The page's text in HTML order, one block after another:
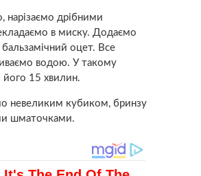
дрібними
в миску. Додаємо
бальзамічний оцет. Все
водою. У такому
його 15 хвилин.
невеликим кубиком, бринзу
шматочками.